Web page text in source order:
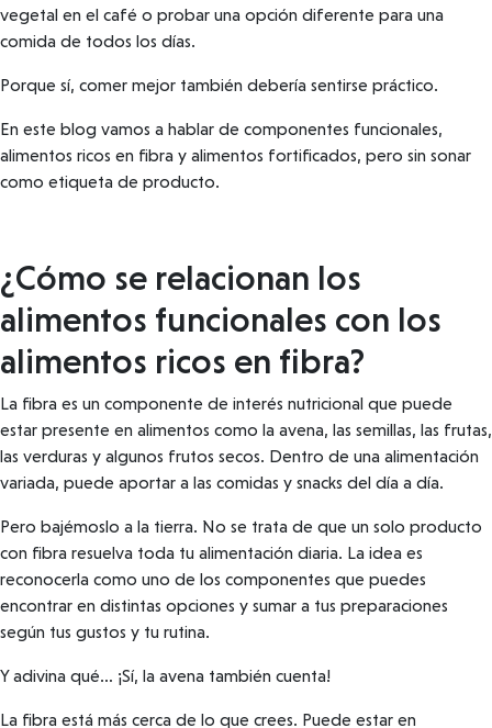
vegetal en el café o probar una opción diferente para una
comida de todos los días.
Porque sí, comer mejor también debería sentirse práctico.
En este blog vamos a hablar de componentes funcionales,
alimentos ricos en fibra y alimentos fortificados, pero sin sonar
como etiqueta de producto.
¿Cómo se relacionan los
alimentos funcionales con los
alimentos ricos en fibra?
La fibra es un componente de interés nutricional que puede
estar presente en alimentos como la avena, las semillas, las frutas,
las verduras y algunos frutos secos. Dentro de una alimentación
variada, puede aportar a las comidas y snacks del día a día.
Pero bajémoslo a la tierra. No se trata de que un solo producto
con fibra resuelva toda tu alimentación diaria. La idea es
reconocerla como uno de los componentes que puedes
encontrar en distintas opciones y sumar a tus preparaciones
según tus gustos y tu rutina.
Y adivina qué… ¡Sí, la avena también cuenta!
La fibra está más cerca de lo que crees. Puede estar en